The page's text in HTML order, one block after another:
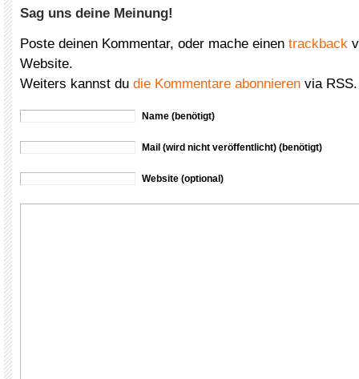
Sag uns deine Meinung!
Poste deinen Kommentar, oder mache einen trackback
Website.
Weiters kannst du die Kommentare abonnieren via RSS.
Name (benötigt)
Mail (wird nicht veröffentlicht) (benötigt)
Website (optional)